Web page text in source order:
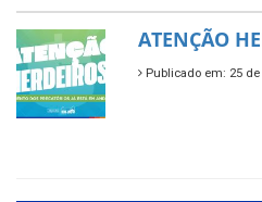
ATENÇÃO
Publicado em: 25